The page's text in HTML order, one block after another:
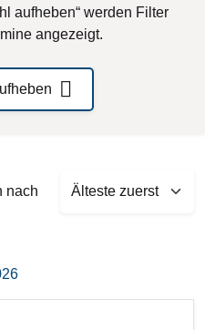
aufheben“ werden Filter
angezeigt.
nach
Sort by